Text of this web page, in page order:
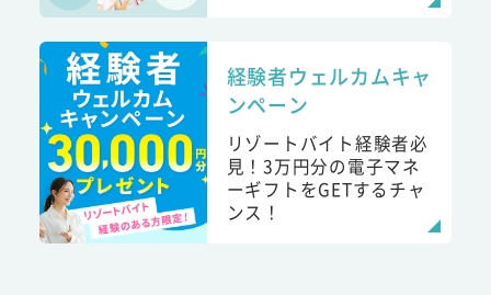
経験者ウェルカムキャ
ンペーン
リゾートバイト経験者必
見！3万円分の電子マネ
ーギフトをGETするチャ
ンス！